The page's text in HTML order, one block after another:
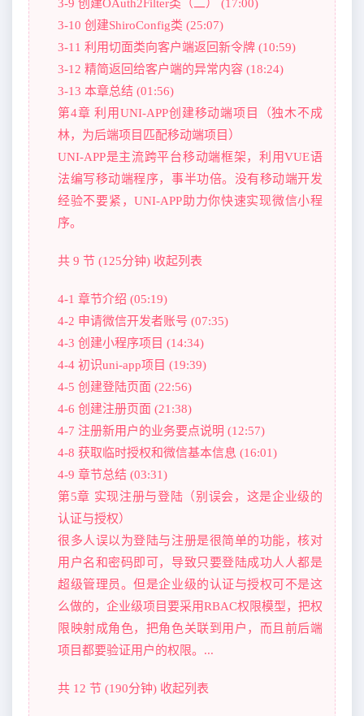
3-9 创建OAuth2Filter类（二） (17:00)
3-10 创建ShiroConfig类 (25:07)
3-11 利用切面类向客户端返回新令牌 (10:59)
3-12 精简返回给客户端的异常内容 (18:24)
3-13 本章总结 (01:56)
第4章 利用UNI-APP创建移动端项目（独木不成
林，为后端项目匹配移动端项目）
UNI-APP是主流跨平台移动端框架，利用VUE语
法编写移动端程序，事半功倍。没有移动端开发
经验不要紧，UNI-APP助力你快速实现微信小程
序。
共 9 节 (125分钟) 收起列表
4-1 章节介绍 (05:19)
4-2 申请微信开发者账号 (07:35)
4-3 创建小程序项目 (14:34)
4-4 初识uni-app项目 (19:39)
4-5 创建登陆页面 (22:56)
4-6 创建注册页面 (21:38)
4-7 注册新用户的业务要点说明 (12:57)
4-8 获取临时授权和微信基本信息 (16:01)
4-9 章节总结 (03:31)
第5章 实现注册与登陆（别误会，这是企业级的
认证与授权）
很多人误以为登陆与注册是很简单的功能，核对
用户名和密码即可，导致只要登陆成功人人都是
超级管理员。但是企业级的认证与授权可不是这
么做的，企业级项目要采用RBAC权限模型，把权
限映射成角色，把角色关联到用户，而且前后端
项目都要验证用户的权限。...
共 12 节 (190分钟) 收起列表